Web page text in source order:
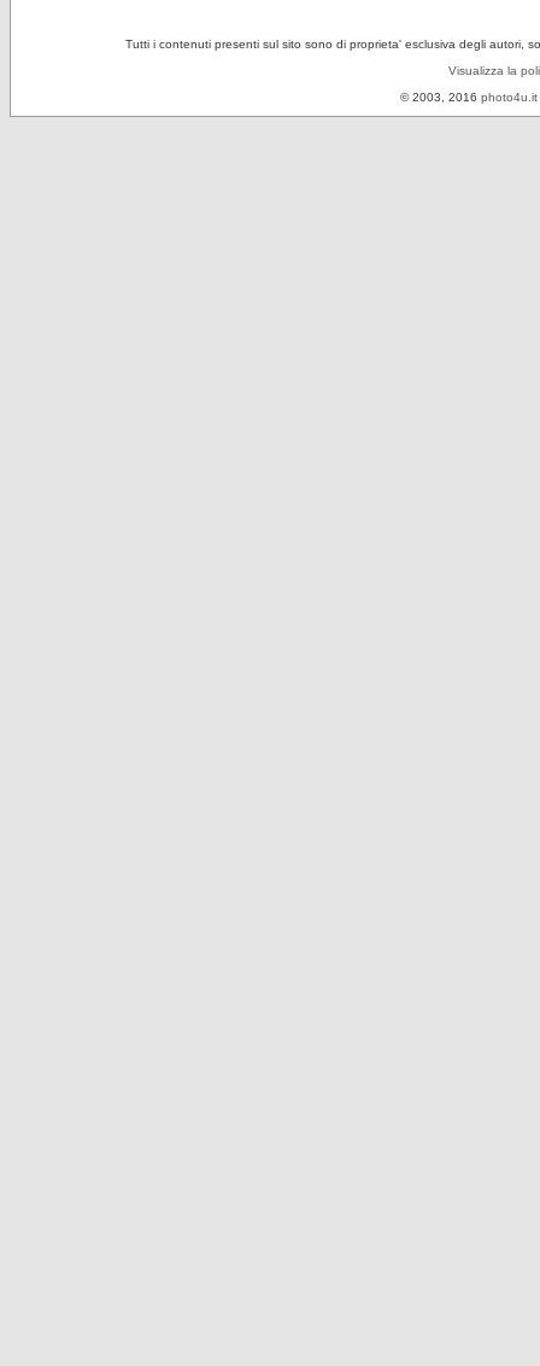
Tutti i contenuti presenti sul sito sono di proprieta' esclusiva degli autori,
Visualizza la
© 2003, 2016 photo4u.it